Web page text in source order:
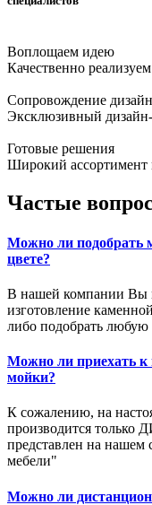
Воплощаем идею
Качественно
Сопровождение
Эксклюзивный
Готовые решения
Широкий ассортимент
Частые
Можно ли подобрать
цвете?
В нашей компании Вы
изготовление
либо подобрать
Можно ли приехать к
мойки?
К сожалению, на
производится
представлен на нашем
мебели"
Можно ли